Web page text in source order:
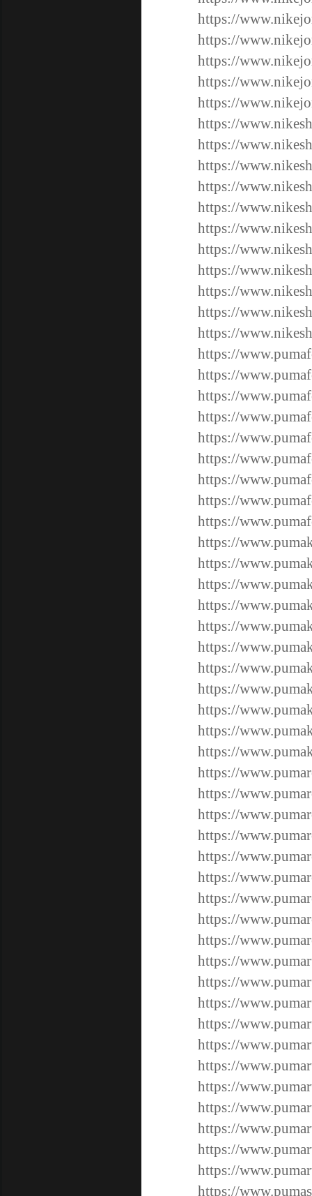
https://
https://
https://
https://
https://
https://
https://
https://
https://
https://
https://
https://
https://
https://
https://
https://
https://
https://
https://
https://
https://
https://
https://
https://
https://
https://
https://
https://
https://
https://
https://
https://
https://
https://
https://
https://
https://
https://
https://
https://
https://
https://
https://
https://
https://
https://
https://
https://
https://
https://
https://
https://
https://
https://
https://
https://
https://